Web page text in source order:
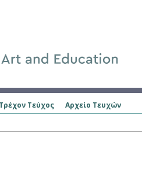
Τρέχον Τεύχος Αρχείο Τευχών